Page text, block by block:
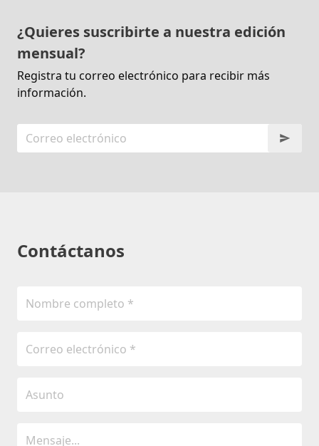
¿Quieres suscribirte a nuestra edición
mensual?
Registra tu correo electrónico para recibir más
información.
Contáctanos